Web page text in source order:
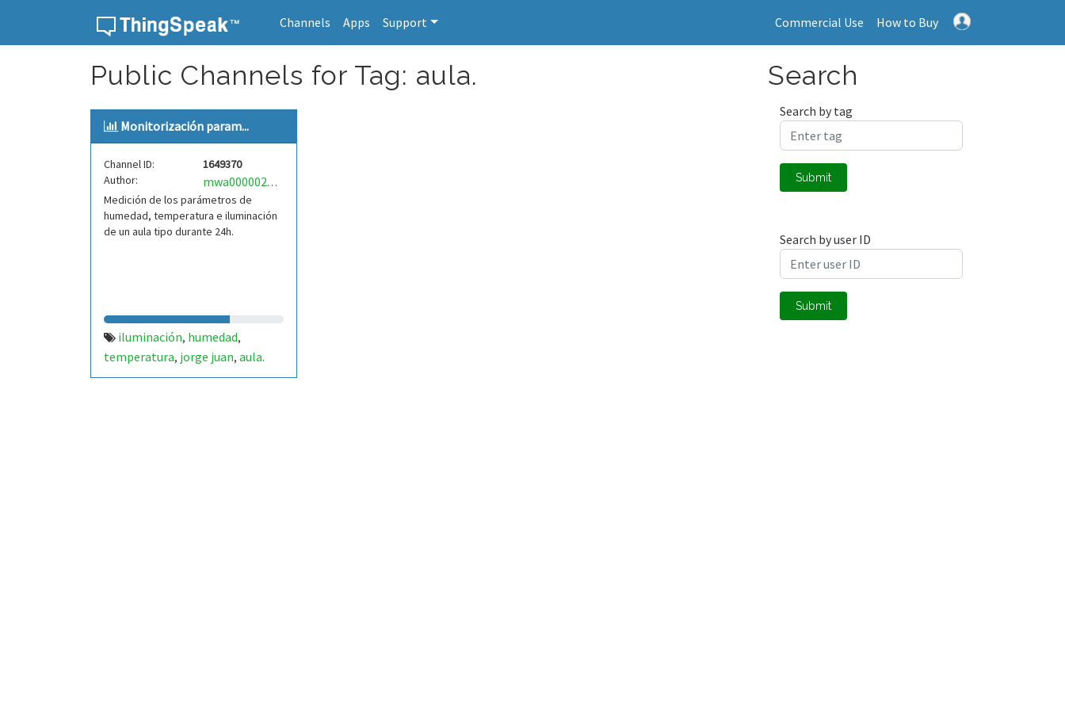
Channels Apps Support Commercial Use How to Buy
Public Channels for Tag: aula.
Monitorización param...
Channel ID:
1649370
Author:
mwa0000025526471
Medición de los parámetros de
humedad, temperatura e iluminación
de un aula tipo durante 24h.
iluminación, humedad,
temperatura, jorge juan, aula.
Search
Search by tag
Submit
Search by user ID
Submit